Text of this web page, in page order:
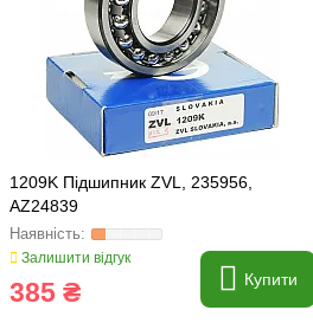
Генератори
1209K Підшипник ZVL, 235956,
AZ24839
Залишити відгук
385 ₴ Купити